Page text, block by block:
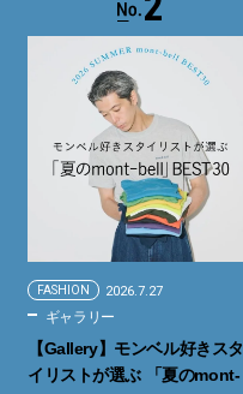
FASHION 2026.7.27
ギャラリー
【Gallery】モンベル好きスタ
イリストが選ぶ 「夏のmont-